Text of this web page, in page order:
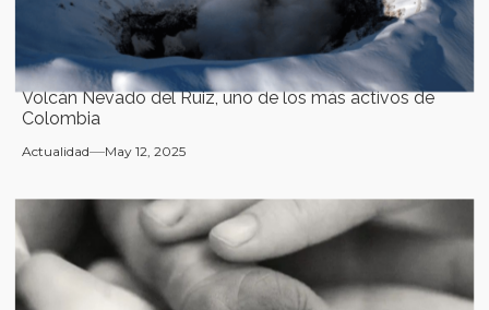
Volcán Nevado del Ruiz, uno de los más activos de
Colombia
Actualidad May 12, 2025